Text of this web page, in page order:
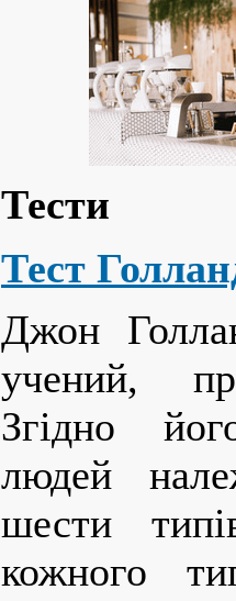
Тести
Тест
Джон
учений,
Згідно
людей
шести
кожного